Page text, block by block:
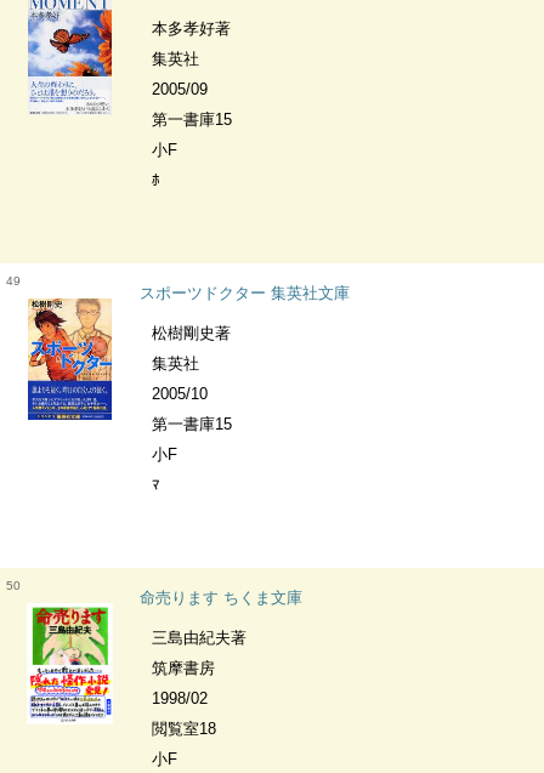
本多孝好著
集英社
2005/09
第一書庫15
小F
ﾎ
49
スポーツドクター 集英社文庫
松樹剛史著
集英社
2005/10
第一書庫15
小F
ﾏ
50
命売ります ちくま文庫
三島由紀夫著
筑摩書房
1998/02
閲覧室18
小F